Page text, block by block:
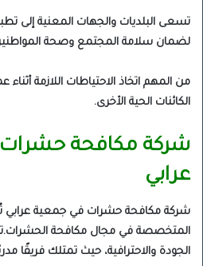
تسعى البلديات والجهات المعنية إلى
لضمان سلامة المجتمع وصحة
من المهم اتخاذ الاحتياطات اللازمة
الكائنات الحية الأخرى.
شركة مكافحة
عرابي
شركة مكافحة حشرات في جمعية عرابي
المتخصصة في مجال مكافحة
الجودة والاحترافية، حيث تمتلك فريقًا